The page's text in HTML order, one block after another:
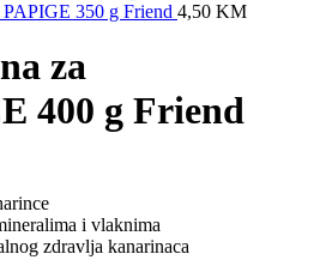
350 g Friend 4,50 KM
za
400 g Friend
i vlaknima
zdravlja kanarinaca